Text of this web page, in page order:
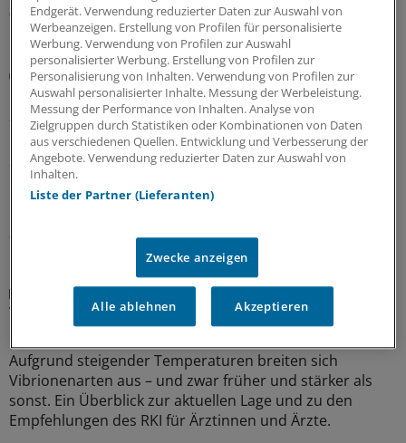
05.08.2026
Künstliche Intelligenz
Bei urologischen Problemen: Fragen Sie Chatbot
„Urobert“
Nein, es ist nicht immer Krebs: Anders als die üblichen
Suchmaschinen im Internet will das Chat-Angebot der
Uro-GmbH Nordrhein sachlicher informieren und
erstmal beruhigen statt zu verunsichern.
Infektionsgefahr
Vibrionen-Infektionen: Was es jetzt für Ärzte zu
beachten gibt
Aufgrund steigender Temperaturen breiten sich
Vibrionenarten aus – und zwar früher und stärker als
sonst. Ein Überblick zur aktuellen Lage und zu den
Empfehlungen des RKI für Ärztinnen und Ärzte.
Endgerät. Verwendung reduzierter Daten zur Auswahl von
Werbeanzeigen. Erstellung von Profilen für personalisierte
Werbung. Verwendung von Profilen zur Auswahl
personalisierter Werbung. Erstellung von Profilen zur
Personalisierung von Inhalten. Verwendung von Profilen zur
Auswahl personalisierter Inhalte. Messung der Werbeleistung.
Messung der Performance von Inhalten. Analyse von
Zielgruppen durch Statistiken oder Kombinationen von Daten
aus verschiedenen Quellen. Entwicklung und Verbesserung der
Angebote. Verwendung reduzierter Daten zur Auswahl von
Inhalten.
Liste der Partner (Lieferanten)
Zwecke anzeigen
Alle ablehnen Akzeptieren